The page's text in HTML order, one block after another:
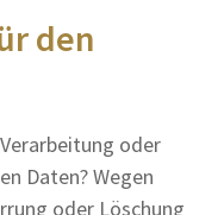
den
oder
Daten? Wegen
oder Löschung